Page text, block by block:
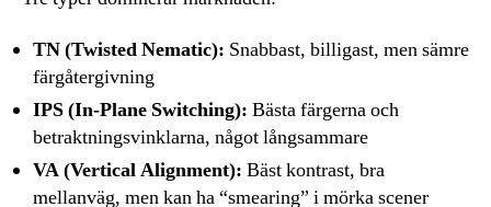
TN (Twisted Nematic): Snabbast, billigast, men sämre
färgåtergivning
IPS (In-Plane Switching): Bästa färgerna och
betraktningsvinklarna, något långsammare
VA (Vertical Alignment): Bäst kontrast, bra
mellanväg, men kan ha “smearing” i mörka scener